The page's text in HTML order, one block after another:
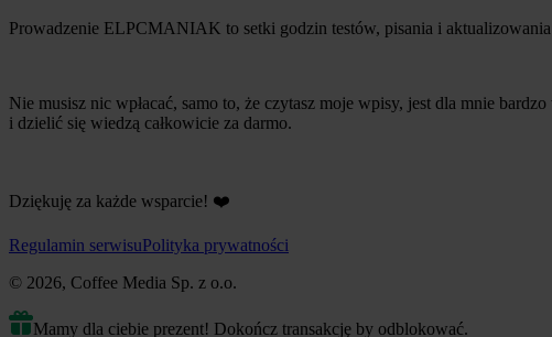
Prowadzenie ELPCMANIAK to setki godzin testów, pisania i aktualizowania
Nie musisz nic wpłacać, samo to, że czytasz moje wpisy, jest dla mnie
i dzielić się wiedzą całkowicie za darmo.
Dziękuję za każde wsparcie! ❤️
Regulamin serwisuPolityka prywatności
© 2026, Coffee Media Sp. z o.o.
Mamy dla ciebie prezent! Dokończ transakcję by odblokować.